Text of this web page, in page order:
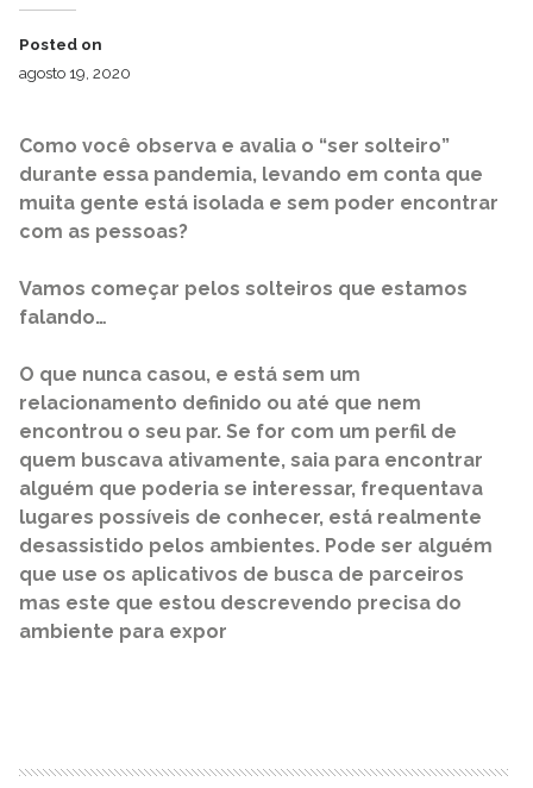
Posted on
agosto 19, 2020
Como você observa e avalia o “ser solteiro”
durante essa pandemia, levando em conta que
muita gente está isolada e sem poder encontrar
com as pessoas?
Vamos começar pelos solteiros que estamos
falando…
O que nunca casou, e está sem um
relacionamento definido ou até que nem
encontrou o seu par. Se for com um perfil de
quem buscava ativamente, saia para encontrar
alguém que poderia se interessar, frequentava
lugares possíveis de conhecer, está realmente
desassistido pelos ambientes. Pode ser alguém
que use os aplicativos de busca de parceiros
mas este que estou descrevendo precisa do
ambiente para expor